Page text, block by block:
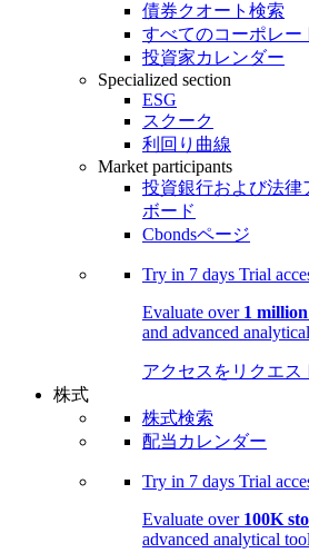
債券クオート検索
すべてのコーポレー
投資家カレンダー
Specialized section
ESG
スクーク
利回り曲線
Market participants
投資銀行および法律
ボード
Cbondsページ
Try in 7 days Trial
Evaluate over 1
and advanced
アクセスをリクエス
株式
株式検索
配当カレンダー
Try in 7 days Trial
Evaluate over 100K
advanced analytical